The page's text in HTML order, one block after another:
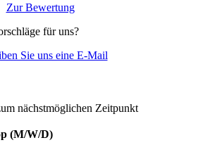
Zur Bewertung
für uns?
Sie uns eine E-Mail
nächstmöglichen Zeitpunkt
(M/W/D)